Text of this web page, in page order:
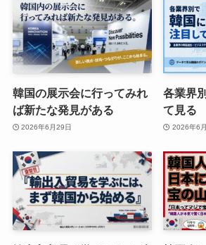
韓国の展示会に行ってみれ
ば新たな発見がある
2026年6月29日
各業界
て見る
2026年6